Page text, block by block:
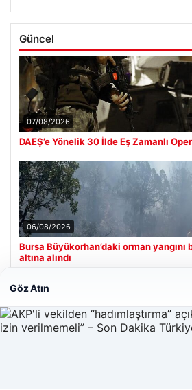
Güncel
07/08/2026
DAEŞ’e Yönelik 30 İlde Eş Zamanlı
06/08/2026
Bursa Büyükorhan’daki orman yangını
altına alındı
Son Eklenen Firmalar
Göz Atın